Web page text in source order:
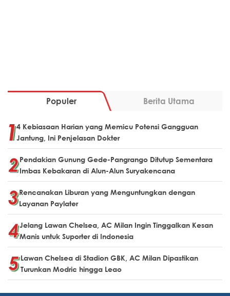
Populer Berita Utama
4 Kebiasaan Harian yang Memicu Potensi Gangguan
Jantung, Ini Penjelasan Dokter
Pendakian Gunung Gede-Pangrango Ditutup Sementara
Imbas Kebakaran di Alun-Alun Suryakencana
Rencanakan Liburan yang Menguntungkan dengan
Layanan Paylater
Jelang Lawan Chelsea, AC Milan Ingin Tinggalkan Kesan
Manis untuk Suporter di Indonesia
Lawan Chelsea di Stadion GBK, AC Milan Dipastikan
Turunkan Modric hingga Leao